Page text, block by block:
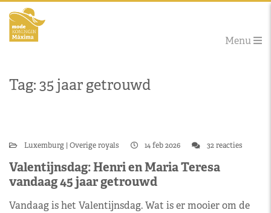
Menu
Tag: 35 jaar getrouwd
Luxemburg Overige royals 14 feb 2026 32 reacties
Valentijnsdag: Henri en Maria Teresa
vandaag 45 jaar getrouwd
Vandaag is het Valentijnsdag. Wat is er mooier om de